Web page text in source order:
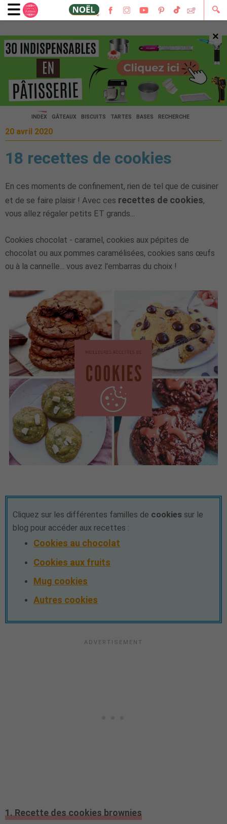
🔍
×
🔍
INDEX GÂTEAUX BISCUITS TARTES BASES RECHERCHE
20 avril 2020
18 recettes de cookies
En ces moments de confinement, rien de tel que de cuisiner
et de se faire plaisir ! Avec ces recettes de cookies,
vous allez régaler petits ET grands...
Cookies chocolat - caramel, cookies aux pépites de
chocolat ou aux pommes caramélisées, cookies sans œufs
ou à la cannelle... vous avez l'embarras du choix !
Cliquez sur les différentes familles de cookies sur le
blog pour accéder aux recettes :
Cookies au chocolat
Cookies aux fruits
Mug cookies
Autres cookies
1. Recette des cookies brownies